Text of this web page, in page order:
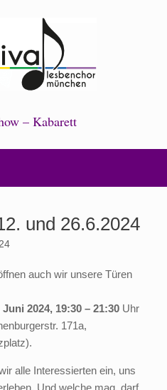
– Kabarett
und 26.6.2024
auch wir unsere Türen
2024, 19:30 – 21:30 Uhr
171a,
alle Interessierten ein, uns
Und welche mag, darf